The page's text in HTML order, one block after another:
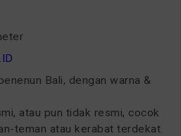
Bali, dengan warna &
atau pun tidak resmi, cocok
teman atau kerabat terdekat.